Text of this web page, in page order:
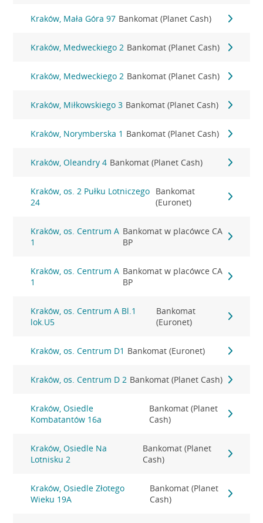
Kraków, Mała Góra 97 Bankomat (Planet Cash)
Kraków, Medweckiego 2 Bankomat (Planet Cash)
Kraków, Medweckiego 2 Bankomat (Planet Cash)
Kraków, Miłkowskiego 3 Bankomat (Planet Cash)
Kraków, Norymberska 1 Bankomat (Planet Cash)
Kraków, Oleandry 4 Bankomat (Planet Cash)
Kraków, os. 2 Pułku Lotniczego
24
Bankomat
(Euronet)
Kraków, os. Centrum A
1
Bankomat w placówce CA
BP
Kraków, os. Centrum A
1
Bankomat w placówce CA
BP
Kraków, os. Centrum A Bl.1
lok.U5
Bankomat
(Euronet)
Kraków, os. Centrum D1 Bankomat (Euronet)
Kraków, os. Centrum D 2 Bankomat (Planet Cash)
Kraków, Osiedle
Kombatantów 16a
Bankomat (Planet
Cash)
Kraków, Osiedle Na
Lotnisku 2
Bankomat (Planet
Cash)
Kraków, Osiedle Złotego
Wieku 19A
Bankomat (Planet
Cash)